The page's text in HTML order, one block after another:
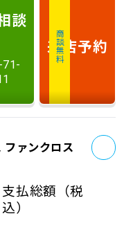
談
71-
商談無料
来店予約
ァンクロス
支払総額 （税
込）